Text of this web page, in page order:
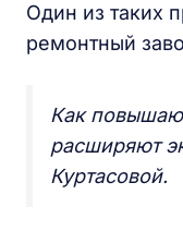
Один из таких
ремонтный
Как
расширяют
Куртасовой.